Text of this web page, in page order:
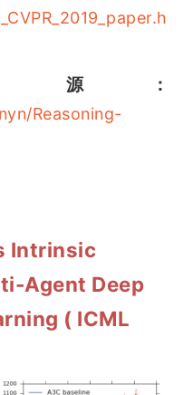
源：
Reasoning-
Intrinsic
Agent Deep
( ICML